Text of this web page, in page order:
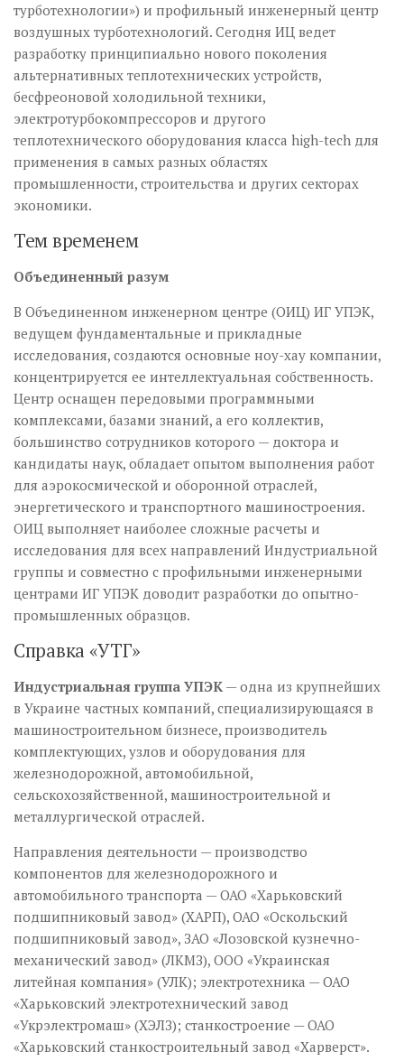
турботехнологии») и профильный инженерный центр
воздушных турботехнологий. Сегодня ИЦ ведет
разработку принципиально нового поколения
альтернативных теплотехнических устройств,
бесфреоновой холодильной техники,
электротурбокомпрессоров и другого
теплотехнического оборудования класса high-tech для
применения в самых разных областях
промышленности, строительства и других секторах
экономики.
Тем временем
Объединенный разум
В Объединенном инженерном центре (ОИЦ) ИГ УПЭК,
ведущем фундаментальные и прикладные
исследования, создаются основные ноу-хау компании,
концентрируется ее интеллектуальная собственность.
Центр оснащен передовыми программными
комплексами, базами знаний, а его коллектив,
большинство сотрудников которого — доктора и
кандидаты наук, обладает опытом выполнения работ
для аэрокосмической и оборонной отраслей,
энергетического и транспортного машиностроения.
ОИЦ выполняет наиболее сложные расчеты и
исследования для всех направлений Индустриальной
группы и совместно с профильными инженерными
центрами ИГ УПЭК доводит разработки до опытно-
промышленных образцов.
Справка «УТГ»
Индустриальная группа УПЭК — одна из крупнейших
в Украине частных компаний, специализирующаяся в
машиностроительном бизнесе, производитель
комплектующих, узлов и оборудования для
железнодорожной, автомобильной,
сельскохозяйственной, машиностроительной и
металлургической отраслей.
Направления деятельности — производство
компонентов для железнодорожного и
автомобильного транспорта — ОАО «Харьковский
подшипниковый завод» (ХАРП), ОАО «Оскольский
подшипниковый завод», ЗАО «Лозовской кузнечно-
механический завод» (ЛКМЗ), ООО «Украинская
литейная компания» (УЛК); электротехника — ОАО
«Харьковский электротехнический завод
«Укрэлектромаш» (ХЭЛЗ); станкостроение — ОАО
«Харьковский станкостроительный завод «Харверст».